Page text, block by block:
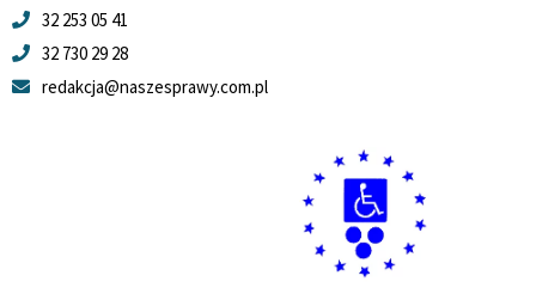
32 253 05 41
32 730 29 28
redakcja@naszesprawy.com.pl